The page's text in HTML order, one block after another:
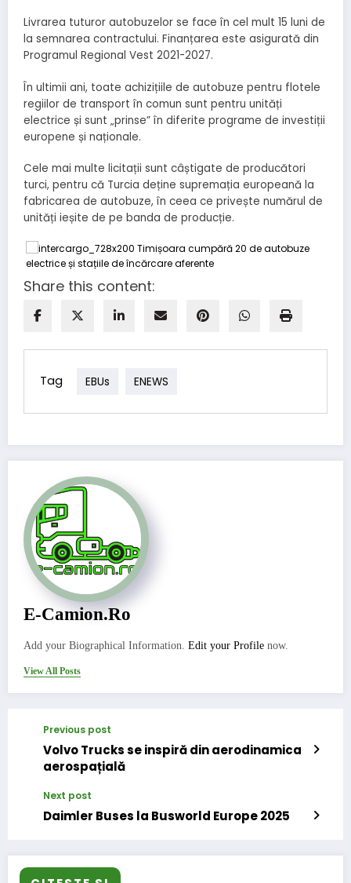
Livrarea tuturor autobuzelor se face în cel mult 15 luni de
la semnarea contractului. Finanțarea este asigurată din
Programul Regional Vest 2021-2027.
În ultimii ani, toate achizițiile de autobuze pentru flotele
regiilor de transport în comun sunt pentru unități
electrice și sunt „prinse” în diferite programe de investiții
europene și naționale.
Cele mai multe licitații sunt câștigate de producători
turci, pentru că Turcia deține supremația europeană la
fabricarea de autobuze, în ceea ce privește numărul de
unități ieșite de pe banda de producție.
Share this content:
Tag EBUs ENEWS
E-Camion.ro
Add your Biographical Information. Edit your Profile now.
View All Posts
Previous post
Volvo Trucks se inspiră din aerodinamica
aerospațială
Next post
Daimler Buses la Busworld Europe 2025